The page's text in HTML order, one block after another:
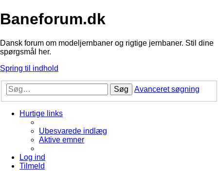
Baneforum.dk
Dansk forum om modeljernbaner og rigtige jernbaner. Stil dine
spørgsmål her.
Spring til indhold
Søg Avanceret søgning
Hurtige links
Ubesvarede indlæg
Aktive emner
Log ind
Tilmeld